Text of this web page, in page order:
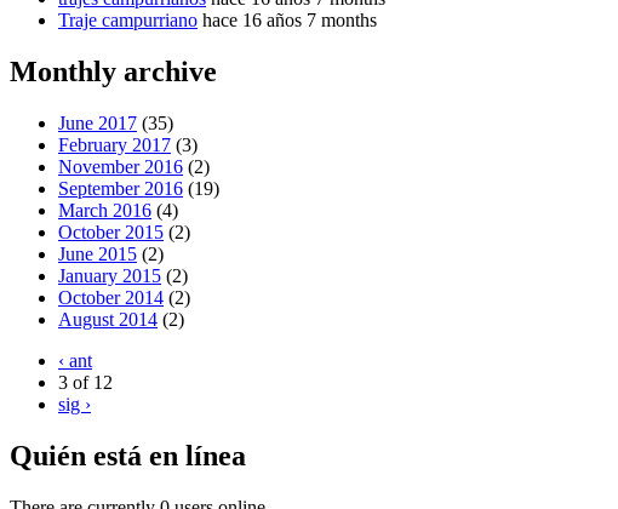
Traje campurriano hace 16 años 7 months
Monthly archive
June 2017 (35)
February 2017 (3)
November 2016 (2)
September 2016 (19)
March 2016 (4)
October 2015 (2)
June 2015 (2)
January 2015 (2)
October 2014 (2)
August 2014 (2)
‹ ant
3 of 12
sig ›
Quién está en línea